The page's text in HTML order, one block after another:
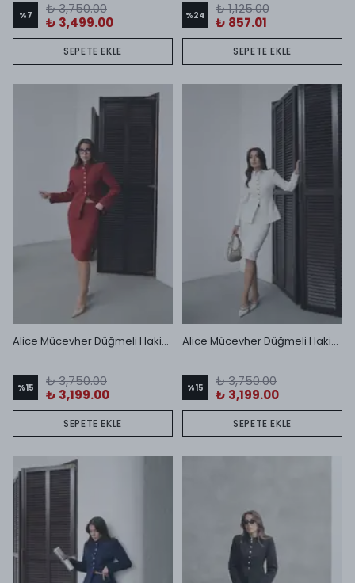
%7
₺ 3,750.00
₺ 3,499.00
SEPETE EKLE
%24
₺ 1,125.00
₺ 857.01
SEPETE EKLE
Alice Mücevher Düğmeli Hakim Yaka Ceket ve Midi Etek Takım Bordo
%15
₺ 3,750.00
₺ 3,199.00
SEPETE EKLE
Alice Mücevher Düğmeli Hakim Yaka Ceket ve Midi Etek Takım Ekru
%15
₺ 3,750.00
₺ 3,199.00
SEPETE EKLE